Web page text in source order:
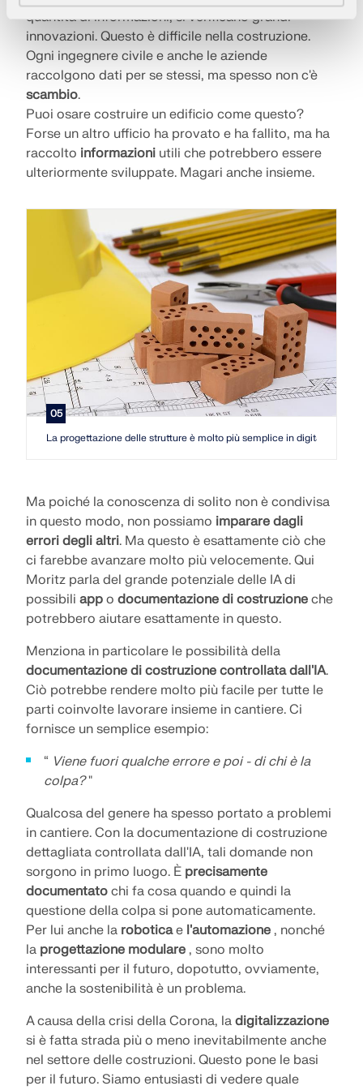
quantità di informazioni, si verificano grandi
innovazioni. Questo è difficile nella costruzione.
Ogni ingegnere civile e anche le aziende
raccolgono dati per se stessi, ma spesso non c'è
scambio.
Puoi osare costruire un edificio come questo?
Forse un altro ufficio ha provato e ha fallito, ma ha
raccolto informazioni utili che potrebbero essere
ulteriormente sviluppate. Magari anche insieme.
05
La progettazione delle strutture è molto più semplice in digitale
Ma poiché la conoscenza di solito non è condivisa
in questo modo, non possiamo imparare dagli
errori degli altri. Ma questo è esattamente ciò che
ci farebbe avanzare molto più velocemente. Qui
Moritz parla del grande potenziale delle IA di
possibili app o documentazione di costruzione che
potrebbero aiutare esattamente in questo.
Menziona in particolare le possibilità della
documentazione di costruzione controllata dall'IA.
Ciò potrebbe rendere molto più facile per tutte le
parti coinvolte lavorare insieme in cantiere. Ci
fornisce un semplice esempio:
“ Viene fuori qualche errore e poi - di chi è la
colpa?"
Qualcosa del genere ha spesso portato a problemi
in cantiere. Con la documentazione di costruzione
dettagliata controllata dall'IA, tali domande non
sorgono in primo luogo. È precisamente
documentato chi fa cosa quando e quindi la
questione della colpa si pone automaticamente.
Per lui anche la roboticae l'automazione , nonché
la progettazione modulare , sono molto
interessanti per il futuro, dopotutto, ovviamente,
anche la sostenibilità è un problema.
A causa della crisi della Corona, la digitalizzazione
si è fatta strada più o meno inevitabilmente anche
nel settore delle costruzioni. Questo pone le basi
per il futuro. Siamo entusiasti di vedere quale